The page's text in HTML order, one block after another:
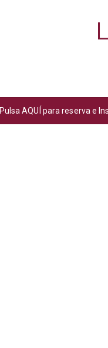
Pulsa AQUÍ para reserva e